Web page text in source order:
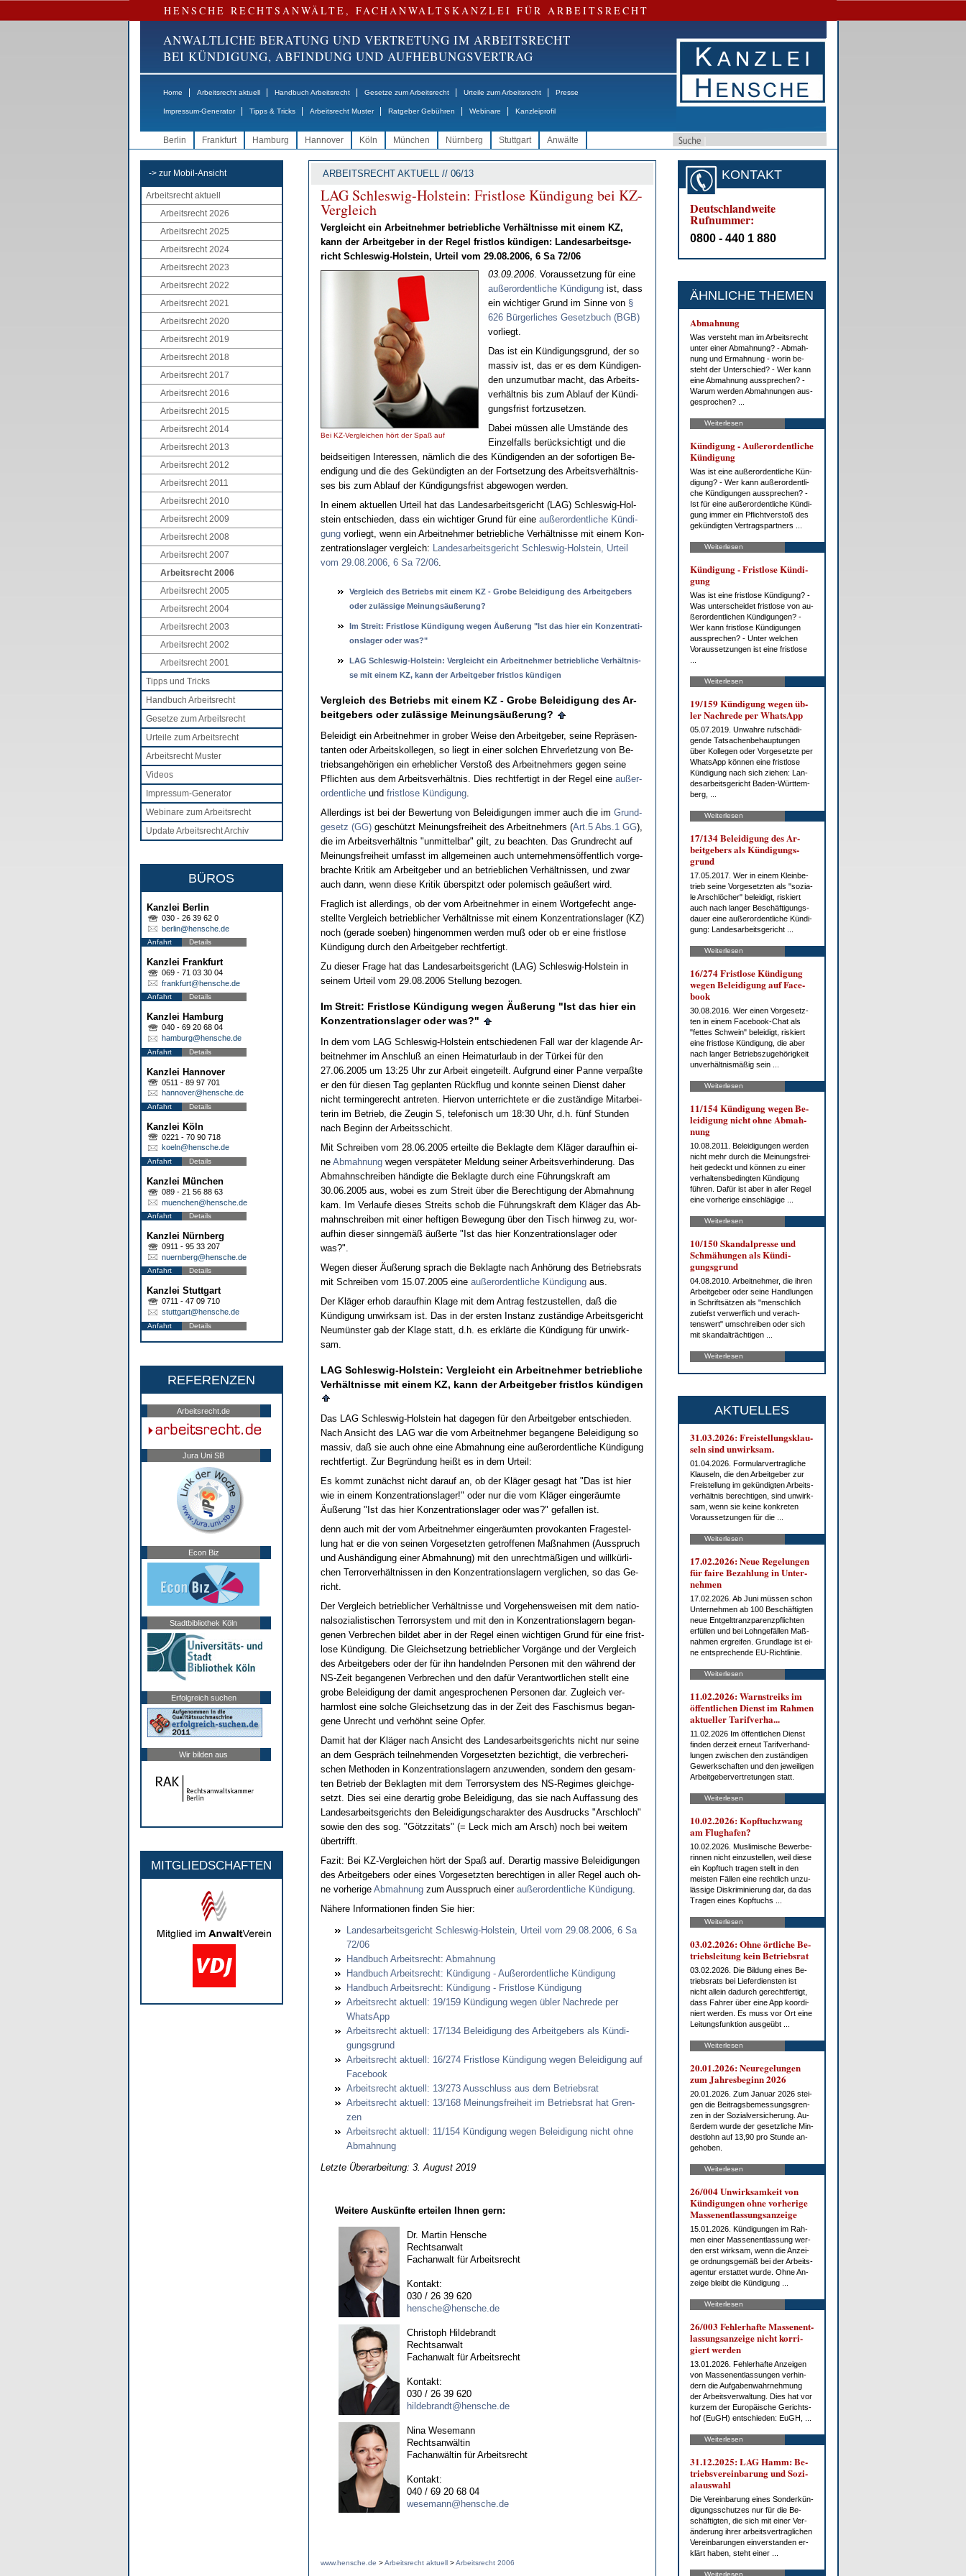
HENSCHE RECHTSANWÄLTE, FACHANWALTSKANZLEI FÜR ARBEITSRECHT
ANWALTLICHE BERATUNG UND VERTRETUNG IM ARBEITSRECHT
BEI KÜNDIGUNG, ABFINDUNG UND AUFHEBUNGSVERTRAG
Home Arbeitsrecht aktuell Handbuch Arbeitsrecht Gesetze zum Arbeitsrecht Urteile zum Arbeitsrecht Presse
Impressum-Generator Tipps & Tricks Arbeitsrecht Muster Ratgeber Gebühren Webinare Kanzleiprofil
Berlin Frankfurt Hamburg Hannover Köln München Nürnberg Stuttgart Anwälte
-> zur Mobil-Ansicht
Arbeitsrecht aktuell
Arbeitsrecht 2026
Arbeitsrecht 2025
Arbeitsrecht 2024
Arbeitsrecht 2023
Arbeitsrecht 2022
Arbeitsrecht 2021
Arbeitsrecht 2020
Arbeitsrecht 2019
Arbeitsrecht 2018
Arbeitsrecht 2017
Arbeitsrecht 2016
Arbeitsrecht 2015
Arbeitsrecht 2014
Arbeitsrecht 2013
Arbeitsrecht 2012
Arbeitsrecht 2011
Arbeitsrecht 2010
Arbeitsrecht 2009
Arbeitsrecht 2008
Arbeitsrecht 2007
Arbeitsrecht 2006
Arbeitsrecht 2005
Arbeitsrecht 2004
Arbeitsrecht 2003
Arbeitsrecht 2002
Arbeitsrecht 2001
Tipps und Tricks
Handbuch Arbeitsrecht
Gesetze zum Arbeitsrecht
Urteile zum Arbeitsrecht
Arbeitsrecht Muster
Videos
Impressum-Generator
Webinare zum Arbeitsrecht
Update Arbeitsrecht Archiv
BÜROS
Kanzlei Berlin
030 - 26 39 62 0
berlin@hensche.de
Anfahrt Details
Kanzlei Frankfurt
069 - 71 03 30 04
frankfurt@hensche.de
Anfahrt Details
Kanzlei Hamburg
040 - 69 20 68 04
hamburg@hensche.de
Anfahrt Details
Kanzlei Hannover
0511 - 89 97 701
hannover@hensche.de
Anfahrt Details
Kanzlei Köln
0221 - 70 90 718
koeln@hensche.de
Anfahrt Details
Kanzlei München
089 - 21 56 88 63
muenchen@hensche.de
Anfahrt Details
Kanzlei Nürnberg
0911 - 95 33 207
nuernberg@hensche.de
Anfahrt Details
Kanzlei Stuttgart
0711 - 47 09 710
stuttgart@hensche.de
Anfahrt Details
REFERENZEN
Arbeitsrecht.de
Jura Uni SB
Econ Biz
Stadtbibliothek Köln
Erfolgreich suchen
Wir bilden aus
MITGLIEDSCHAFTEN
ARBEITSRECHT AKTUELL // 06/13
LAG Schles­wig-Hol­stein: Frist­lo­se Kün­di­gung bei KZ-
Ver­gleich
Ver­gleicht ein Ar­beit­neh­mer be­trieb­li­che Ver­hält­nis­se mit ei­nem KZ,
kann der Ar­beit­ge­ber in der Re­gel frist­los kün­di­gen: Lan­des­ar­beits­ge­
richt Schles­wig-Hol­stein, Ur­teil vom 29.08.2006, 6 Sa 72/06
Bei KZ-Ver­glei­chen hört der Spaß auf
03.09.2006. Vor­aus­set­zung für ei­ne
au­ßer­or­dent­li­che Kün­di­gungist, dass
ein wich­ti­ger Grund im Sin­ne von §
626 Bür­ger­li­ches Ge­setz­buch (BGB)
vor­liegt.
Das ist ein Kün­di­gungs­grund, der so
mas­siv ist, das er es dem Kün­di­gen­
den un­zu­mut­bar macht, das Ar­beits­
ver­hält­nis bis zum Ab­lauf der Kün­di­
gungs­frist fort­zu­set­zen.
Da­bei müs­sen al­le Um­stän­de des
Ein­zel­falls be­rück­sich­tigt und die
beid­sei­ti­gen In­ter­es­sen, näm­lich die des Kün­di­gen­den an der so­for­ti­gen Be­
en­di­gung und die des Ge­kün­dig­ten an der Fort­set­zung des Ar­beits­ver­hält­nis­
ses bis zum Ab­lauf der Kün­di­gungs­frist ab­ge­wo­gen wer­den.
In ei­nem ak­tu­el­len Ur­teil hat das Lan­des­ar­beits­ge­richt (LAG) Schles­wig-Hol­
stein ent­schie­den, dass ein wich­ti­ger Grund für ei­ne au­ßer­or­dent­li­che Kün­di­
gungvor­liegt, wenn ein Ar­beit­neh­mer be­trieb­li­che Ver­hält­nis­se mit ei­nem Kon­
zen­tra­ti­ons­la­ger ver­gleich: Lan­des­ar­beits­ge­richt Schles­wig-Hol­stein, Ur­teil
vom 29.08.2006, 6 Sa 72/06.
Ver­gleich des Be­triebs mit ei­nem KZ - Gro­be Be­lei­di­gung des Ar­beit­ge­bers
oder zulässi­ge Mei­nungsäußerung?
Im Streit: Frist­lo­se Kündi­gung we­gen Äußerung "Ist das hier ein Kon­zen­tra­ti­
ons­la­ger oder was?"
LAG Schles­wig-Hol­stein: Ver­gleicht ein Ar­beit­neh­mer be­trieb­li­che Verhält­nis­
se mit ei­nem KZ, kann der Ar­beit­ge­ber frist­los kündi­gen
Ver­gleich des Be­triebs mit ei­nem KZ - Gro­be Be­lei­di­gung des Ar­
beit­ge­bers oder zulässi­ge Mei­nungsäußerung?
Be­lei­digt ein Ar­beit­neh­mer in gro­ber Wei­se den Ar­beit­ge­ber, sei­ne Re­präsen­
tan­ten oder Ar­beits­kol­le­gen, so liegt in ei­ner sol­chen Ehr­ver­let­zung von Be­
triebs­an­gehöri­gen ein er­heb­li­cher Ver­s­toß des Ar­beit­neh­mers ge­gen sei­ne
Pflich­ten aus dem Ar­beits­verhält­nis. Dies recht­fer­tigt in der Re­gel ei­ne außer­
or­dent­li­cheund frist­lo­se Kündi­gung.
Al­ler­dings ist bei der Be­wer­tung von Be­lei­di­gun­gen im­mer auch die im Grund­
ge­setz (GG)geschützt Mei­nungs­frei­heit des Ar­beit­neh­mers (Art.5 Abs.1 GG),
die im Ar­beits­verhält­nis "un­mit­tel­bar" gilt, zu be­ach­ten. Das Grund­recht auf
Mei­nungs­frei­heit um­fasst im all­ge­mei­nen auch un­ter­neh­mensöffent­lich vor­ge­
brach­te Kri­tik am Ar­beit­ge­ber und an be­trieb­li­chen Verhält­nis­sen, und zwar
auch dann, wenn die­se Kri­tik über­spitzt oder po­le­misch geäußert wird.
Frag­lich ist al­ler­dings, ob der vom Ar­beit­neh­mer in ei­nem Wort­ge­fecht an­ge­
stell­te Ver­gleich be­trieb­li­cher Verhält­nis­se mit ei­nem Kon­zen­tra­ti­ons­la­ger (KZ)
noch (ge­ra­de so­eben) hin­ge­nom­men wer­den muß oder ob er ei­ne frist­lo­se
Kündi­gung durch den Ar­beit­ge­ber recht­fer­tigt.
Zu die­ser Fra­ge hat das Lan­des­ar­beits­ge­richt (LAG) Schles­wig-Hol­stein in
sei­nem Ur­teil vom 29.08.2006 Stel­lung be­zo­gen.
Im Streit: Frist­lo­se Kündi­gung we­gen Äußerung "Ist das hier ein
Kon­zen­tra­ti­ons­la­ger oder was?"
In dem vom LAG Schles­wig-Hol­stein ent­schie­de­nen Fall war der kla­gen­de Ar­
beit­neh­mer im An­schluß an ei­nen Hei­mat­ur­laub in der Türkei für den
27.06.2005 um 13:25 Uhr zur Ar­beit ein­ge­teilt. Auf­grund ei­ner Pan­ne ver­paßte
er den für die­sen Tag ge­plan­ten Rück­flug und konn­te sei­nen Dienst da­her
nicht ter­min­ge­recht an­tre­ten. Hier­von un­ter­rich­te­te er die zuständi­ge Mit­ar­bei­
te­rin im Be­trieb, die Zeu­gin S, te­le­fo­nisch um 18:30 Uhr, d.h. fünf St­un­den
nach Be­ginn der Ar­beits­schicht.
Mit Schrei­ben vom 28.06.2005 er­teil­te die Be­klag­te dem Kläger dar­auf­hin ei­
ne Ab­mah­nungwe­gen ver­späte­ter Mel­dung sei­ner Ar­beits­ver­hin­de­rung. Das
Ab­mahn­schrei­ben händig­te die Be­klag­te durch ei­ne Führungs­kraft am
30.06.2005 aus, wo­bei es zum Streit über die Be­rech­ti­gung der Ab­mah­nung
kam. Im Ver­lau­fe die­ses Streits schob die Führungs­kraft dem Kläger das Ab­
mahn­schrei­ben mit ei­ner hef­ti­gen Be­we­gung über den Tisch hin­weg zu, wor­
auf­hin die­ser sinn­gemäß äußer­te "Ist das hier Kon­zen­tra­ti­ons­la­ger oder
was?".
We­gen die­ser Äußerung sprach die Be­klag­te nach Anhörung des Be­triebs­rats
mit Schrei­ben vom 15.07.2005 ei­ne außer­or­dent­li­che Kündi­gungaus.
Der Kläger er­hob dar­auf­hin Kla­ge mit dem An­trag fest­zu­stel­len, daß die
Kündi­gung un­wirk­sam ist. Das in der ers­ten In­stanz zuständi­ge Ar­beits­ge­richt
Ne­umüns­ter gab der Kla­ge statt, d.h. es erklärte die Kündi­gung für un­wirk­
sam.
LAG Schles­wig-Hol­stein: Ver­gleicht ein Ar­beit­neh­mer be­trieb­li­che
Verhält­nis­se mit ei­nem KZ, kann der Ar­beit­ge­ber frist­los kündi­gen
Das LAG Schles­wig-Hol­stein hat da­ge­gen für den Ar­beit­ge­ber ent­schie­den.
Nach An­sicht des LAG war die vom Ar­beit­neh­mer be­gan­ge­ne Be­lei­di­gung so
mas­siv, daß sie auch oh­ne ei­ne Ab­mah­nung ei­ne außer­or­dent­li­che Kündi­gung
recht­fer­tigt. Zur Be­gründung heißt es in dem Ur­teil:
Es kommt zunächst nicht dar­auf an, ob der Kläger ge­sagt hat "Das ist hier
wie in ei­nem Kon­zen­tra­ti­ons­la­ger!" oder nur die vom Kläger ein­geräum­te
Äußerung "Ist das hier Kon­zen­tra­ti­ons­la­ger oder was?" ge­fal­len ist.
denn auch mit der vom Ar­beit­neh­mer ein­geräum­ten pro­vo­kan­ten Fra­ge­stel­
lung hat er die von sei­nen Vor­ge­setz­ten ge­trof­fe­nen Maßnah­men (Aus­spruch
und Aushändi­gung ei­ner Ab­mah­nung) mit den un­rechtmäßigen und willkürli­
chen Ter­ror­verhält­nis­sen in den Kon­zen­tra­ti­ons­la­gern ver­gli­chen, so das Ge­
richt.
Der Ver­gleich be­trieb­li­cher Verhält­nis­se und Vor­ge­hens­wei­sen mit dem na­tio­
nal­so­zia­lis­ti­schen Ter­ror­sys­tem und mit den in Kon­zen­tra­ti­ons­la­gern be­gan­
ge­nen Ver­bre­chen bil­det aber in der Re­gel ei­nen wich­ti­gen Grund für ei­ne frist­
lo­se Kündi­gung. Die Gleich­set­zung be­trieb­li­cher Vorgänge und der Ver­gleich
des Ar­beit­ge­bers oder der für ihn han­deln­den Per­so­nen mit den während der
NS-Zeit be­gan­ge­nen Ver­bre­chen und den dafür Ver­ant­wort­li­chen stellt ei­ne
gro­be Be­lei­di­gung der da­mit an­ge­spro­che­nen Per­so­nen dar. Zu­gleich ver­
harm­lost ei­ne sol­che Gleich­set­zung das in der Zeit des Fa­schis­mus be­gan­
ge­ne Un­recht und verhöhnt sei­ne Op­fer.
Da­mit hat der Kläger nach An­sicht des Lan­des­ar­beits­ge­richts nicht nur sei­ne
an dem Gespräch teil­neh­men­den Vor­ge­setz­ten be­zich­tigt, die ver­bre­che­ri­
schen Me­tho­den in Kon­zen­tra­ti­ons­la­gern an­zu­wen­den, son­dern den ge­sam­
ten Be­trieb der Be­klag­ten mit dem Ter­ror­sys­tem des NS-Re­gimes gleich­ge­
setzt. Dies sei ei­ne der­ar­tig gro­be Be­lei­di­gung, das sie nach Auf­fas­sung des
Lan­des­ar­beits­ge­richts den Be­lei­di­gungs­cha­rak­ter des Aus­drucks "Arsch­loch"
so­wie den des sog. "Götz­zi­tats" (= Leck mich am Arsch) noch bei wei­tem
über­trifft.
Fa­zit: Bei KZ-Ver­glei­chen hört der Spaß auf. Der­ar­tig mas­si­ve Be­lei­di­gun­gen
des Ar­beit­ge­bers oder ei­nes Vor­ge­setz­ten be­rech­ti­gen in al­ler Re­gel auch oh­
ne vor­he­ri­ge Ab­mah­nungzum Aus­spruch ei­ner außer­or­dent­li­che Kündi­gung.
Nähe­re In­for­ma­tio­nen fin­den Sie hier:
Lan­des­ar­beits­ge­richt Schles­wig-Hol­stein, Ur­teil vom 29.08.2006, 6 Sa
72/06
Hand­buch Ar­beits­recht: Ab­mah­nung
Hand­buch Ar­beits­recht: Kündi­gung - Außer­or­dent­li­che Kündi­gung
Hand­buch Ar­beits­recht: Kündi­gung - Frist­lo­se Kündi­gung
Ar­beits­recht ak­tu­ell: 19/159 Kündi­gung we­gen übler Nach­re­de per
Whats­App
Ar­beits­recht ak­tu­ell: 17/134 Be­lei­di­gung des Ar­beit­ge­bers als Kündi­
gungs­grund
Ar­beits­recht ak­tu­ell: 16/274 Frist­lo­se Kündi­gung we­gen Be­lei­di­gung auf
Face­book
Ar­beits­recht ak­tu­ell: 13/273 Aus­schluss aus dem Be­triebs­rat
Ar­beits­recht ak­tu­ell: 13/168 Mei­nungs­frei­heit im Be­triebs­rat hat Gren­
zen
Ar­beits­recht ak­tu­ell: 11/154 Kündi­gung we­gen Be­lei­di­gung nicht oh­ne
Ab­mah­nung
Letzte Überarbeitung: 3. August 2019
Weitere Auskünfte erteilen Ihnen gern:
Dr. Martin Hensche
Rechtsanwalt
Fachanwalt für Arbeitsrecht
Kontakt:
030 / 26 39 620
hensche@hensche.de
Christoph Hildebrandt
Rechtsanwalt
Fachanwalt für Arbeitsrecht
Kontakt:
030 / 26 39 620
hildebrandt@hensche.de
Nina Wesemann
Rechtsanwältin
Fachanwältin für Arbeitsrecht
Kontakt:
040 / 69 20 68 04
wesemann@hensche.de
www.hensche.de >Arbeitsrecht aktuell >Arbeitsrecht 2006
KONTAKT
Deutschlandweite
Rufnummer:
0800 - 440 1 880
ÄHNLICHE THEMEN
Ab­mah­nung
Was ver­steht man im Ar­beits­recht
un­ter ei­ner Ab­mah­nung? - Ab­mah­
nung und Er­mah­nung - wor­in be­
steht der Un­ter­schied? - Wer kann
ei­ne Ab­mah­nung aus­spre­chen? -
War­um wer­den Ab­mah­nun­gen aus­
ge­spro­chen? ...
Weiterlesen
Kün­di­gung - Au­ßer­or­dent­li­che
Kün­di­gung
Was ist ei­ne au­ßer­or­dent­li­che Kün­
di­gung? - Wer kann au­ßer­or­dent­li­
che Kün­di­gun­gen aus­spre­chen? -
Ist für ei­ne au­ßer­or­dent­li­che Kün­di­
gung im­mer ein Pflicht­ver­stoß des
ge­kün­dig­ten Ver­trags­part­ners ...
Weiterlesen
Kün­di­gung - Frist­lo­se Kün­di­
gung
Was ist ei­ne frist­lo­se Kün­di­gung? -
Was un­ter­schei­det frist­lo­se von au­
ßer­or­dent­li­chen Kün­di­gun­gen? -
Wer kann frist­lo­se Kün­di­gun­gen
aus­spre­chen? - Un­ter wel­chen
Vor­aus­set­zun­gen ist ei­ne frist­lo­se
Weiterlesen
19/159 Kün­di­gung we­gen üb­
ler Nach­re­de per Whats­App
05.07.2019. Un­wah­re ruf­schä­di­
gen­de Tat­sa­chen­be­haup­tun­gen
über Kol­le­gen oder Vor­ge­setz­te per
Whats­App kön­nen ei­ne frist­lo­se
Kün­di­gung nach sich zie­hen: Lan­
des­ar­beits­ge­richt Ba­den-Würt­tem­
berg, ...
Weiterlesen
17/134 Be­lei­di­gung des Ar­
beit­ge­bers als Kün­di­gungs­
grund
17.05.2017. Wer in ei­nem Klein­be­
trieb sei­ne Vor­ge­setz­ten als "so­zia­
le Arsch­lö­cher" be­lei­digt, ris­kiert
auch nach lan­ger Be­schäf­ti­gungs­
dau­er ei­ne au­ßer­or­dent­li­che Kün­di­
gung: Lan­des­ar­beits­ge­richt ...
Weiterlesen
16/274 Frist­lo­se Kün­di­gung
we­gen Be­lei­di­gung auf Face­
book
30.08.2016. Wer ei­nen Vor­ge­setz­
ten in ei­nem Face­book-Chat als
"fet­tes Schwein" be­lei­digt, ris­kiert
ei­ne frist­lo­se Kün­di­gung, die aber
nach lan­ger Be­triebs­zu­ge­hö­rig­keit
un­ver­hält­nis­mä­ßig sein ...
Weiterlesen
11/154 Kün­di­gung we­gen Be­
lei­di­gung nicht oh­ne Ab­mah­
nung
10.08.2011. Be­lei­di­gun­gen wer­den
nicht mehr durch die Mei­nungs­frei­
heit ge­deckt und kön­nen zu ei­ner
ver­hal­tens­be­ding­ten Kün­di­gung
füh­ren. Da­für ist aber in al­ler Re­gel
ei­ne vor­he­ri­ge ein­schlä­gi­ge ...
Weiterlesen
10/150 Skan­dal­pres­se und
Schmä­hun­gen als Kün­di­
gungs­grund
04.08.2010. Ar­beit­neh­mer, die ih­ren
Ar­beit­ge­ber oder sei­ne Hand­lun­gen
in Schrift­sät­zen als "men­sch­lich
zu­tiefst ver­werf­lich und ver­ach­
tens­wert" um­schrei­ben oder sich
mit skan­dal­träch­ti­gen ...
Weiterlesen
AKTUELLES
31.03.2026: Frei­stel­lungs­klau­
seln sind un­wirk­sam.
01.04.2026. For­mu­lar­ver­trag­li­che
Klau­seln, die den Ar­beit­ge­ber zur
Frei­stel­lung im ge­kün­dig­ten Ar­beits­
ver­hält­nis be­rech­ti­gen, sind un­wirk­
sam, wenn sie kei­ne kon­kre­ten
Vor­aus­set­zun­gen für die ...
Weiterlesen
17.02.2026: Neue Re­ge­lun­gen
für fai­re Be­zah­lung in Un­ter­
neh­men
17.02.2026. Ab Ju­ni müs­sen schon
Un­ter­neh­men ab 100 Be­schäf­tig­ten
neue Ent­gelt­tranz­pa­renz­pflich­ten
er­fül­len und bei Lohn­ge­fäl­len Maß­
nah­men er­grei­fen. Grund­la­ge ist ei­
ne ent­spre­chen­de EU-Richt­li­nie.
Weiterlesen
11.02.2026: Warn­streiks im
öf­fent­li­chen Dienst im Rah­men
ak­tu­el­ler Ta­rif­ver­ha...
11.02.2026 Im öf­fent­li­chen Dienst
fin­den der­zeit er­neut Ta­rif­ver­hand­
lun­gen zwi­schen den zu­stän­di­gen
Ge­werk­schaf­ten und den je­wei­li­gen
Ar­beit­ge­ber­ver­tre­tun­gen statt.
Weiterlesen
10.02.2026: Kopf­tuch­zwang
am Flug­ha­fen?
10.02.2026. Mus­li­mi­sche Be­wer­be­
rin­nen nicht ein­zu­stel­len, weil die­se
ein Kopf­tuch tra­gen stellt in den
meis­ten Fäl­len ei­ne recht­lich un­zu­
läs­si­ge Dis­kri­mi­nie­rung dar, da das
Tra­gen ei­nes Kopf­tuchs ...
Weiterlesen
03.02.2026: Oh­ne ört­li­che Be­
triebs­lei­tung kein Be­triebs­rat
03.02.2026. Die Bil­dung ei­nes Be­
triebs­rats bei Lie­fer­diens­ten ist
nicht al­lein da­durch ge­recht­fer­tigt,
dass Fah­rer über ei­ne App ko­or­di­
niert wer­den. Es muss vor Ort ei­ne
Lei­tungs­funk­ti­on aus­ge­übt ...
Weiterlesen
20.01.2026: Neu­re­ge­lun­gen
zum Jah­res­be­ginn 2026
20.01.2026. Zum Ja­nu­ar 2026 stei­
gen die Bei­trags­be­mes­sungs­gren­
zen in der So­zi­al­ver­si­che­rung. Au­
ßer­dem wur­de der ge­setz­li­che Min­
dest­lohn auf 13,90 pro St­un­de an­
ge­ho­ben.
Weiterlesen
26/004 Un­wirk­sam­keit von
Kün­di­gun­gen oh­ne vor­he­ri­ge
Mas­sen­ent­las­sungs­an­zei­ge
15.01.2026. Kün­di­gun­gen im Rah­
men ei­ner Mas­sen­ent­las­sung wer­
den erst wirk­sam, wenn die An­zei­
ge ord­nungs­ge­mäß bei der Ar­beits­
agen­tur er­stat­tet wur­de. Oh­ne An­
zei­ge bleibt die Kün­di­gung ...
Weiterlesen
26/003 Feh­ler­haf­te Mas­sen­ent­
las­sungs­an­zei­ge nicht kor­ri­
giert wer­den
13.01.2026. Feh­ler­haf­te An­zei­gen
von Mas­sen­ent­las­sun­gen ver­hin­
dern die Auf­ga­ben­wahr­neh­mung
der Ar­beits­ver­wal­tung. Dies hat vor
kur­zem der Eu­ro­päi­sche Ge­richts­
hof (EuGH) ent­schie­den: EuGH, ...
Weiterlesen
31.12.2025: LAG Hamm: Be­
triebs­ver­ein­ba­rung und So­zi­
al­aus­wahl
Die Ver­ein­ba­rung ei­nes Son­der­kün­
di­gungs­schut­zes nur für die Be­
schäf­tig­ten, die sich mit ei­ner Ver­
än­de­rung ih­rer ar­beits­ver­trag­li­chen
Ver­ein­ba­run­gen ein­ver­stan­den er­
klärt ha­ben, steht ei­ner ...
Weiterlesen